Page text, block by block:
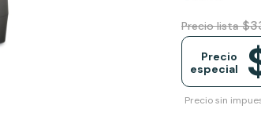
Precio lista
Precio
especial
Precio sin